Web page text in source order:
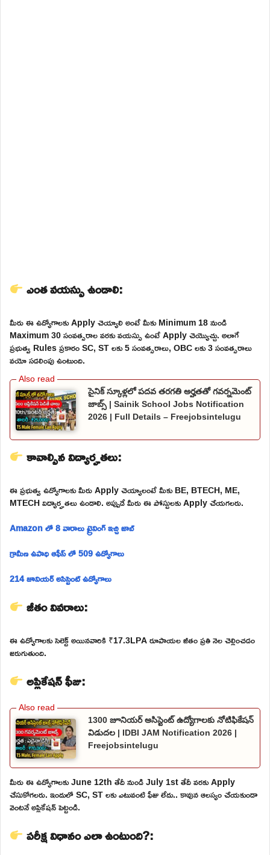
ఎంత వయస్సు ఉండాలి:
మీరు ఈ ఉద్యోగాలకు Apply చెయ్యాలి అంటే మీకు Minimum 18 నుండి
Maximum 30 సంవత్సరాల వరకు వయస్సు ఉంటే Apply చెయ్యొచ్చు. అలాగే
ప్రభుత్వ Rules ప్రకారం SC, ST లకు 5 సంవత్సరాలు, OBC లకు 3 సంవత్సరాలు
వయో సడలింపు ఉంటుంది.
సైనిక్ స్కూళ్లలో పదవ తరగతి అర్హతతో గవర్నమెంట్
జాబ్స్ | Sainik School Jobs Notification
2026 | Full Details – Freejobsintelugu
కావాల్సిన విద్యార్హతలు:
ఈ ప్రభుత్వ ఉద్యోగాలకు మీరు Apply చెయ్యాలంటే మీకు BE, BTECH, ME,
MTECH విద్యార్హతలు ఉండాలి. అప్పుడే మీరు ఈ పోస్టులకు Apply చేయగలరు.
Amazon లో 8 వారాలు ట్రైనింగ్ ఇచ్చి జాబ్
గ్రామీణ ఉపాధి ఆఫీస్ లో 509 ఉద్యోగాలు
214 జూనియర్ అసిస్టెంట్ ఉద్యోగాలు
జీతం వివరాలు:
ఈ ఉద్యోగాలకు సెలెక్ట్ అయినవారికి ₹17.3LPA రూపాయల జీతం ప్రతి నెల చెల్లించడం
జరుగుతుంది.
అప్లికేషన్ ఫీజు:
1300 జూనియర్ అసిస్టెంట్ ఉద్యోగాలకు నోటిఫికేషన్
విడుదల | IDBI JAM Notification 2026 |
Freejobsintelugu
మీరు ఈ ఉద్యోగాలకు June 12th తేదీ నుండి July 1st తేదీ వరకు Apply
చేసుకోగలరు. ఇందులో SC, ST లకు ఎటువంటి ఫీజు లేదు.. కావున ఆలస్యం చేయకుండా
వెంటనే అప్లికేషన్ పెట్టండి.
పరీక్ష విధానం ఎలా ఉంటుంది?: